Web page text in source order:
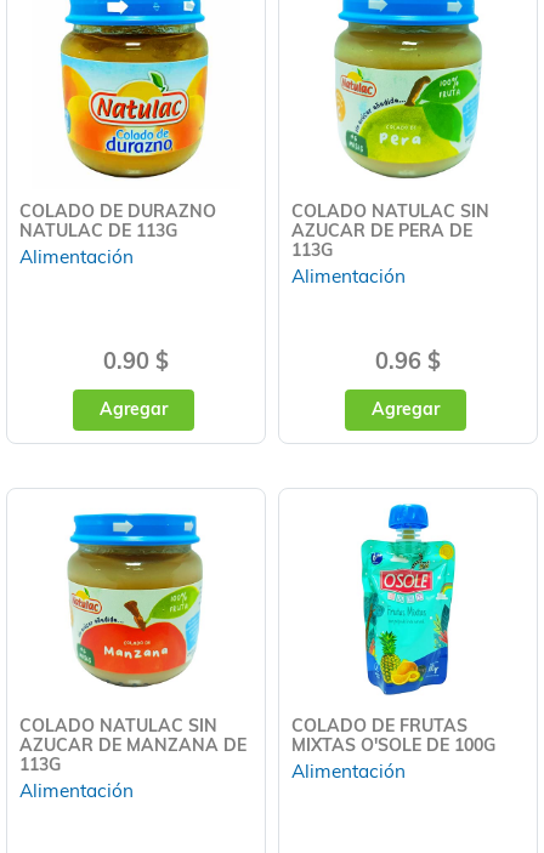
COLADO DE DURAZNO
NATULAC DE 113G
Alimentación
0.90 $
Agregar
COLADO NATULAC SIN
AZUCAR DE PERA DE
113G
Alimentación
0.96 $
Agregar
COLADO NATULAC SIN
AZUCAR DE MANZANA DE
113G
Alimentación
COLADO DE FRUTAS
MIXTAS O'SOLE DE 100G
Alimentación